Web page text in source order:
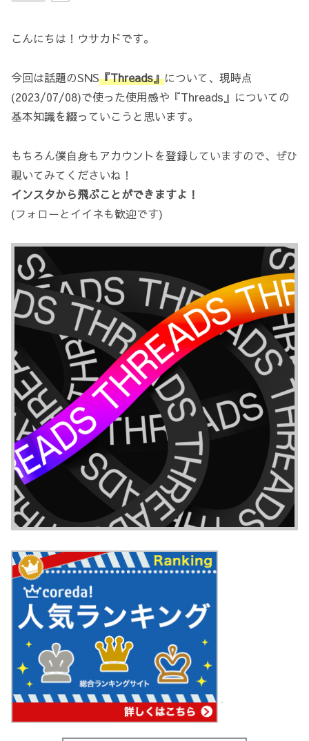
こんにちは！ウサカドです。
今回は話題のSNS『Threads』について、現時点
(2023/07/08)で使った使用感や『Threads』についての
基本知識を綴っていこうと思います。
もちろん僕自身もアカウントを登録していますので、ぜひ
覗いてみてくださいね！
インスタから飛ぶことができますよ！
(フォローとイイネも歓迎です)